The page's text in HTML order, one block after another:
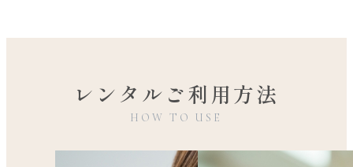
レンタルご利用方法
HOW TO USE